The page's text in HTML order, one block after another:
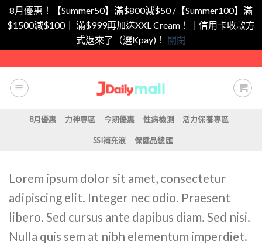
8月優惠！【Summer50】滿$800減$50 /【Summer100】滿
$1500減$100｜ 滿$999再加送XXL Cream！｜信用卡收款方
式返來了（選Kpay)！ 關閉
to
content
8月優惠 力神專區 今期優惠 性病檢測 活力保養專區
SSI補充液 保健品總匯
Lorem ipsum dolor sit amet, consectetur
adipiscing elit. Integer nec odio. Praesent
libero. Sed cursus ante dapibus diam. Sed nisi.
Nulla quis sem at nibh elementum imperdiet.